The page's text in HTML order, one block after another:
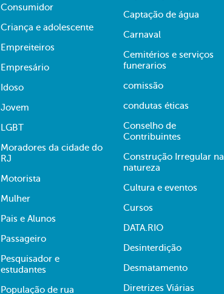
Consumidor
Criança e adolescente
Empreiteiros
Empresário
Idoso
Jovem
LGBT
Moradores da cidade do
RJ
Motorista
Mulher
Pais e Alunos
Passageiro
Pesquisador e
estudantes
População de rua
Captação de água
Carnaval
Cemitérios e serviços
funerarios
comissão
condutas éticas
Conselho de
Contribuintes
Construção Irregular na
natureza
Cultura e eventos
Cursos
DATA.RIO
Desinterdição
Desmatamento
Diretrizes Viárias